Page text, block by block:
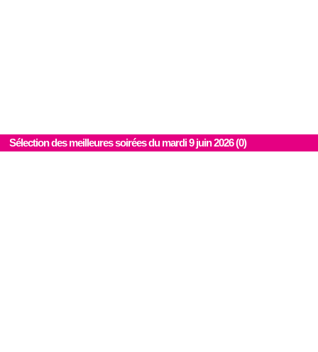
Sélection des meilleures soirées du mardi 9 juin 2026 (0)